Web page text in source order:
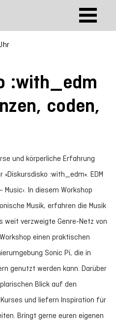
:with_edm
coden,
und körperliche Erfahrung
:with_edm«. EDM
In diesem Workshop
Musik, erfahren die Musik
verzweigte Genre-Netz von
einen praktischen
Sonic Pi, die in
genutzt werden kann. Darüber
Blick auf den
und liefern Inspiration für
Bringt gerne euren eigenen